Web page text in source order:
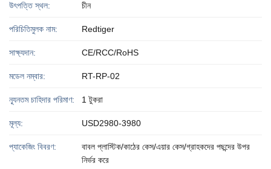
উৎপত্তি স্থল: চীন
পরিচিতিমুলক নাম: Redtiger
সাক্ষ্যদান: CE/RCC/RoHS
মডেল নম্বার: RT-RP-02
ন্যূনতম চাহিদার পরিমাণ: 1 টুকরা
মূল্য: USD2980-3980
প্যাকেজিং বিবরণ:
বাবল প্লাস্টিক/কাঠের কেস/এয়ার কেস/গ্রাহকদের পছন্দের উপর
নির্ভর করে